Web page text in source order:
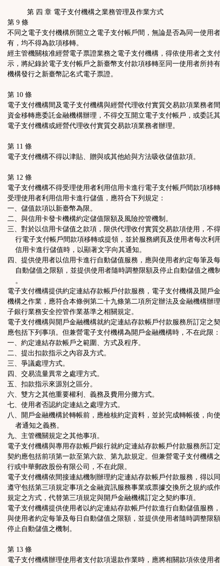
第 四 章 電子支付機構之業務管理及作業方式
第 9 條
不同之電子支付機構所開立之電子支付帳戶間，無論是否為同一使用
有，均不得為款項移轉。
經主管機關核准經營電子票證業務之電子支付機構，得依使用者之支
示，將紀錄於電子支付帳戶之新臺幣支付款項移轉至同一使用者所持
機構發行之新臺幣記名式電子票證。
第 10 條
電子支付機構間及電子支付機構與經營代理收付實質交易款項業務者
資金移轉應委託金融機構辦理，不得交互開立電子支付帳戶，或委託
電子支付機構或經營代理收付實質交易款項業務者辦理。
第 11 條
電子支付機構不得以津貼、贈與或其他給與方法吸收儲值款項。
第 12 條
電子支付機構不得受理使用者利用信用卡進行電子支付帳戶間款項移
受理使用者利用信用卡進行儲值，應符合下列規定：
一、儲值款項以新臺幣為限。
二、與信用卡發卡機構約定儲值限額及風險控管機制。
三、對於以信用卡儲值之款項，限供代理收付實質交易款項使用，不
行電子支付帳戶間款項移轉或提領，並於服務網頁及使用者每次利
信用卡進行儲值時，以顯著文字向其通知。
四、提供使用者以信用卡進行自動儲值服務，應與使用者約定每筆及
自動儲值之限額，並提供使用者隨時調整限額及停止自動儲值之機
。
電子支付機構提供約定連結存款帳戶付款服務，電子支付機構及開戶
機構之作業，應符合本條例第二十九條第二項所定辦法及金融機構辦
子銀行業務安全控管作業基準之相關規定。
電子支付機構與開戶金融機構就約定連結存款帳戶付款服務所訂定之
應包括下列事項。但兼營電子支付機構為開戶金融機構時，不在此限：
一、約定連結存款帳戶之範圍、方式及程序。
二、提出扣款指示之內容及方式。
三、爭議處理方式。
四、交易流量異常之處理方式。
五、扣款指示來源別之區分。
六、雙方之其他重要權利、義務及費用分攤方式。
七、使用者否認約定連結之處理方式。
八、開戶金融機構於轉帳前，應檢核約定資料，並於完成轉帳後，向
者通知之義務。
九、主管機關規定之其他事項。
電子支付機構與專用存款帳戶銀行就約定連結存款帳戶付款服務所訂
契約應包括前項第一款至第六款、第九款規定。但兼營電子支付機構
行或中華郵政股份有限公司，不在此限。
電子支付機構依間接連結機制辦理約定連結存款帳戶付款服務，得以
遵守包括第三項規定事項之金融資訊服務事業或票據交換所之規約或
規定之方式，代替第三項規定與開戶金融機構訂定之契約事項。
電子支付機構提供使用者以約定連結存款帳戶付款進行自動儲值服務
與使用者約定每筆及每日自動儲值之限額，並提供使用者隨時調整限
停止自動儲值之機制。
第 13 條
電子支付機構辦理使用者支付款項退款作業時，應將相關款項依使用